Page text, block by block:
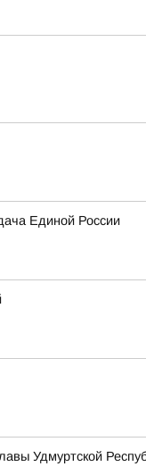
Единой России
Удмуртской